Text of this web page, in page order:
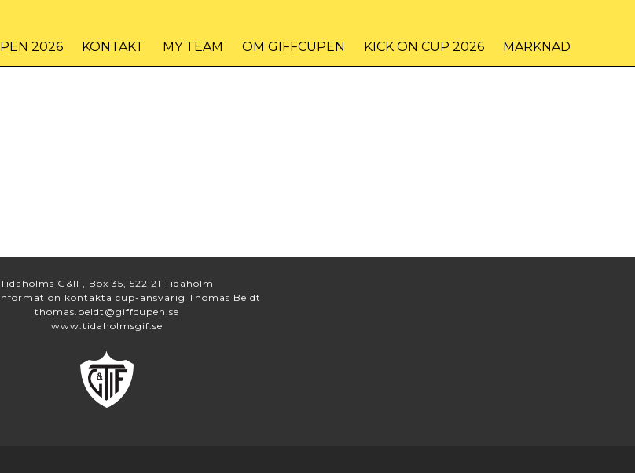
2026 KONTAKT MY TEAM OM GIFFCUPEN KICK ON CUP 2026 MARKNAD
Tidaholms G&IF, Box 35, 522 21 Tidaholm
kontakta cup-ansvarig Thomas Beldt
thomas.beldt@giffcupen.se
www.tidaholmsgif.se